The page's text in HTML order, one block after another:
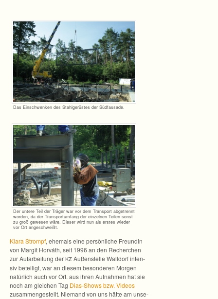
Das Ein­schwen­ken des Stahl­ge­rüs­tes der Südfassade.
Der untere Teil der Trä­ger war vor dem Trans­port abge­trennt
wor­den, da der Trans­port­um­fang der ein­zel­nen Tei­len sonst
zu groß gewe­sen wäre. Die­ser wird nun als ers­tes wie­der
vor Ort angeschweißt.
Klara Strompf, ehe­mals eine per­sön­li­che Freun­din
von Mar­git Hor­váth, seit 1996 an den Recher­chen
zur Auf­ar­bei­tung der KZ Außen­stelle Wall­dorf inten­
siv betei­ligt, war an die­sem beson­de­ren Mor­gen
natür­lich auch vor Ort. aus ihren Auf­nah­men hat sie
noch am glei­chen Tag Dias-Shows bzw. Videos
zusam­men­ge­stellt. Nie­mand von uns hätte am unse­